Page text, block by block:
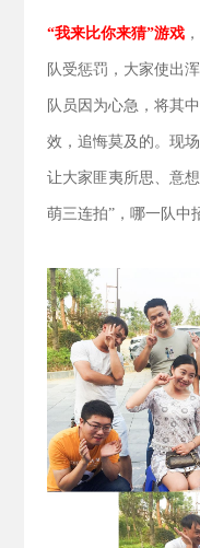
“我来比你来猜”游戏
队受惩罚，大家使出
队员因为心急，将其
效，追悔莫及的。现
让大家匪夷所思、意
萌三连拍”，哪一队中